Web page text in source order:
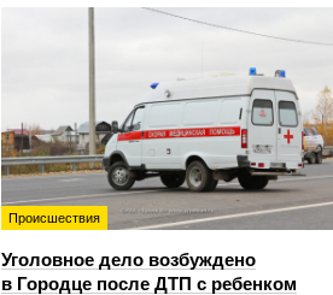
Происшествия
Уголовное дело возбуждено
в Городце после ДТП с ребенком